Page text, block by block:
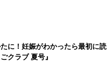
に！妊娠がわかったら最初に読
クラブ 夏号』